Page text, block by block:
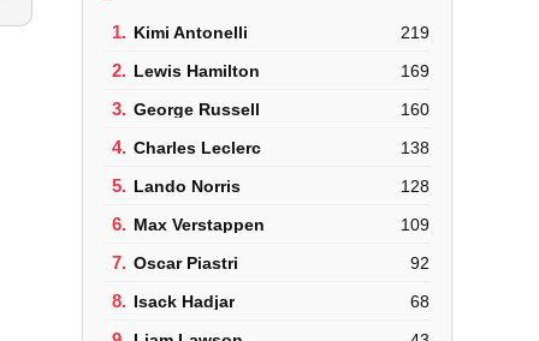
1. Kimi Antonelli 219
2. Lewis Hamilton 169
3. George Russell 160
4. Charles Leclerc 138
5. Lando Norris 128
6. Max Verstappen 109
7. Oscar Piastri 92
8. Isack Hadjar 68